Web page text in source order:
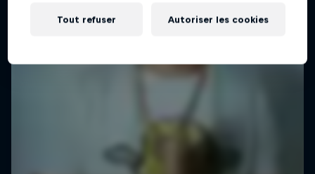
Tout refuser Autoriser les cookies